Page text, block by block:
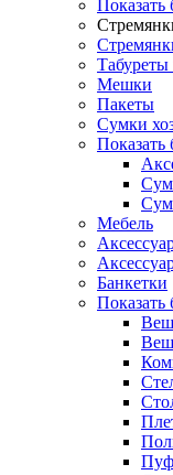
Показать
Табуреты
Мешки
Пакеты
Сумки
Показать
Мебель
Банкетки
Показать